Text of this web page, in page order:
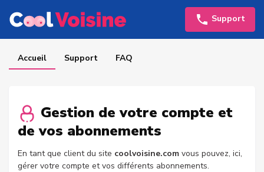
Support
Accueil Support FAQ
Gestion de votre compte et
de vos abonnements
En tant que client du site coolvoisine.com vous pouvez, ici,
gérer votre compte et vos différents abonnements.